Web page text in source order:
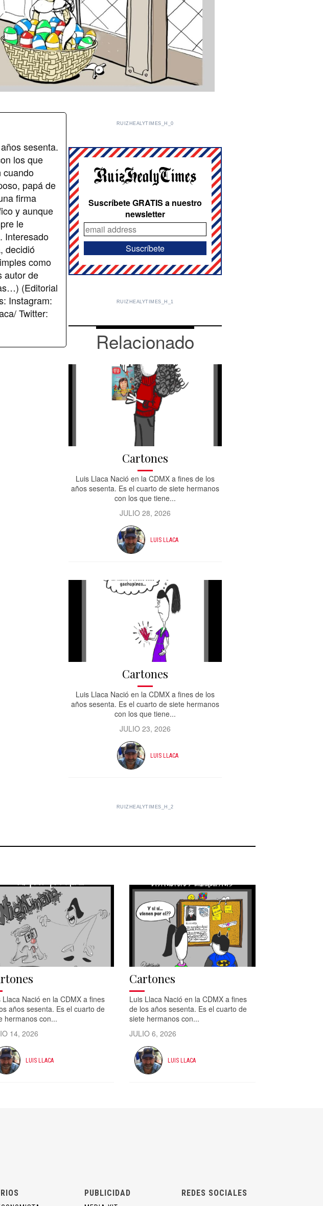
sesenta.
los que
cuando
papá de
firma
y aunque
le
Interesado
decidió
como
autor de
(Editorial
Instagram:
Twitter:
RUIZHEALYTIMES_H_0
Suscríbete GRATIS a nuestro
newsletter
RUIZHEALYTIMES_H_1
Relacionado
Cartones
Luis Llaca Nació en la CDMX a fines de los
años sesenta. Es el cuarto de siete hermanos
con los que tiene...
JULIO 28, 2026
LUIS LLACA
Cartones
Luis Llaca Nació en la CDMX a fines de los
años sesenta. Es el cuarto de siete hermanos
con los que tiene...
JULIO 23, 2026
LUIS LLACA
RUIZHEALYTIMES_H_2
Llaca Nació en la CDMX a fines
años sesenta. Es el cuarto de
hermanos con...
14, 2026
LUIS LLACA
Cartones
Luis Llaca Nació en la CDMX a fines
de los años sesenta. Es el cuarto de
siete hermanos con...
JULIO 6, 2026
LUIS LLACA
PUBLICIDAD REDES SOCIALES